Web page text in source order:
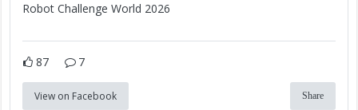
Robot Challenge World 2026
87 7
View on Facebook Share